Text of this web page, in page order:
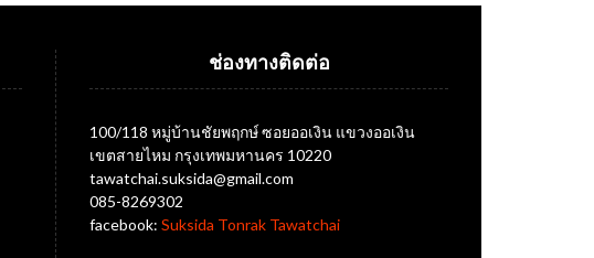
ช่องทางติดต่อ
100/118 หมู่บ้านชัยพฤกษ์ ซอยออเงิน แขวงออเงิน
เขตสายไหม กรุงเทพมหานคร 10220
tawatchai.suksida@gmail.com
085-8269302
facebook: Suksida Tonrak Tawatchai